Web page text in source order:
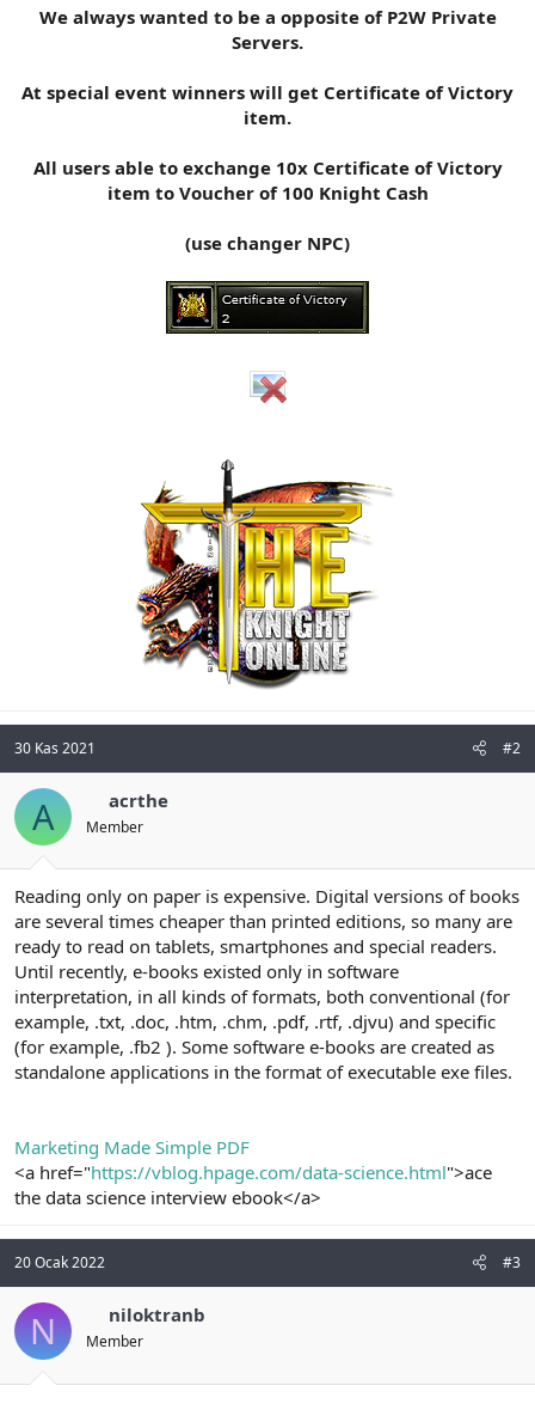
i
We always wanted to be a opposite of P2W Private
Servers.
At special event winners will get Certificate of Victory
item.
All users able to exchange 10x Certificate of Victory
item to Voucher of 100 Knight Cash
(use changer NPC)
30 Kas 2021 #2
A acrthe
Member
Reading only on paper is expensive. Digital versions of books
are several times cheaper than printed editions, so many are
ready to read on tablets, smartphones and special readers.
Until recently, e-books existed only in software
interpretation, in all kinds of formats, both conventional (for
example, .txt, .doc, .htm, .chm, .pdf, .rtf, .djvu) and specific
(for example, .fb2 ). Some software e-books are created as
standalone applications in the format of executable exe files.
Marketing Made Simple PDF
<a href="https://vblog.hpage.com/data-science.html">ace
the data science interview ebook</a>
20 Ocak 2022 #3
N niloktranb
Member